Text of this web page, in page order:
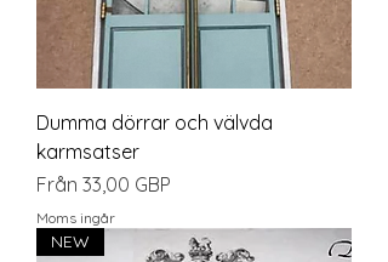
Dumma dörrar och välvda
karmsatser
Från 33,00 GBP
Reapris
Moms ingår
NEW